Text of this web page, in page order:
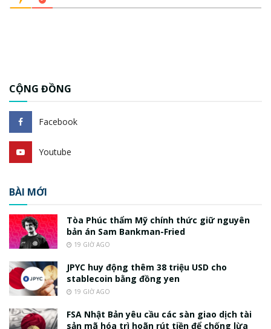
CỘNG ĐỒNG
Facebook
Youtube
BÀI MỚI
Tòa Phúc thẩm Mỹ chính thức giữ nguyên
bản án Sam Bankman-Fried
19 GIỜ AGO
JPYC huy động thêm 38 triệu USD cho
stablecoin bằng đồng yen
19 GIỜ AGO
FSA Nhật Bản yêu cầu các sàn giao dịch tài
sản mã hóa trì hoãn rút tiền để chống lừa